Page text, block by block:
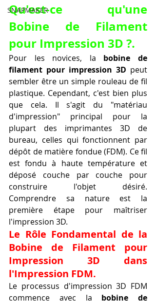
SNAPMAKER
Qu'est-ce qu'une
Bobine de Filament
pour Impression 3D ?.
Pour les novices, la bobine de
filament pour impression 3D peut
sembler être un simple rouleau de fil
plastique. Cependant, c'est bien plus
que cela. Il s'agit du "matériau
d'impression" principal pour la
plupart des imprimantes 3D de
bureau, celles qui fonctionnent par
dépôt de matière fondue (FDM). Ce fil
est fondu à haute température et
déposé couche par couche pour
construire l'objet désiré.
Comprendre sa nature est la
première étape pour maîtriser
l'impression 3D.
Le Rôle Fondamental de la
Bobine de Filament pour
Impression 3D dans
l'Impression FDM.
Le processus d'impression 3D FDM
commence avec la bobine de